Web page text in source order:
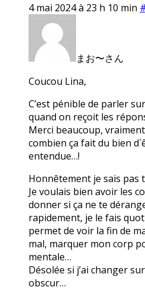
4 mai 2024 à 23 h 10 min
まお〜さん
Coucou Lina,
C’est pénible de parler
quand on reçoit les
Merci beaucoup,
combien ça fait du bien
entendue…!
Honnêtement je sais pas
Je voulais bien avoir les
donner si ça ne te
rapidement, je le fais
permet de voir la fin de
mal, marquer mon corp
mentale…
Désolée si j’ai changer
obscur…